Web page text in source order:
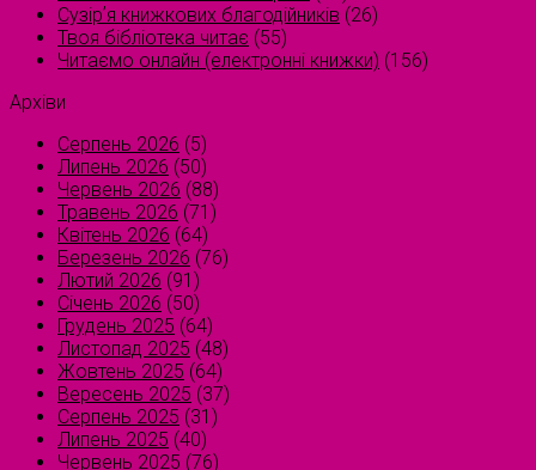
Сузірʼя книжкових благодійників (26)
Твоя бібліотека читає (55)
Читаємо онлайн (електронні книжки) (156)
Архіви
Серпень 2026 (5)
Липень 2026 (50)
Червень 2026 (88)
Травень 2026 (71)
Квітень 2026 (64)
Березень 2026 (76)
Лютий 2026 (91)
Січень 2026 (50)
Грудень 2025 (64)
Листопад 2025 (48)
Жовтень 2025 (64)
Вересень 2025 (37)
Серпень 2025 (31)
Липень 2025 (40)
Червень 2025 (76)